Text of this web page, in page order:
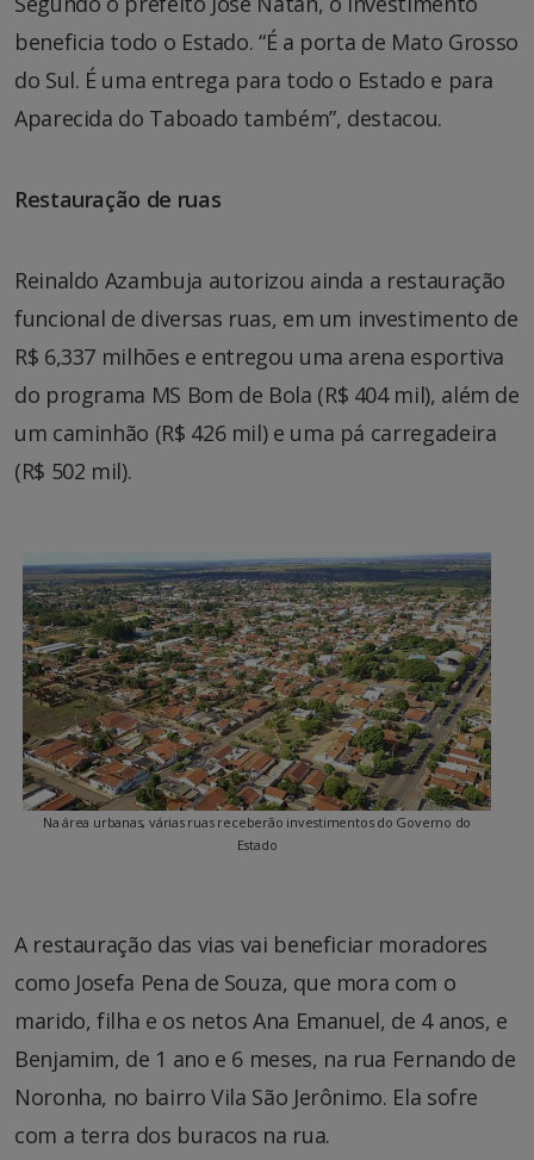
beneficia todo o Estado. “É a porta de Mato Grosso
do Sul. É uma entrega para todo o Estado e para
Aparecida do Taboado também”, destacou.
Restauração de ruas
Reinaldo Azambuja autorizou ainda a restauração
funcional de diversas ruas, em um investimento de
R$ 6,337 milhões e entregou uma arena esportiva
do programa MS Bom de Bola (R$ 404 mil), além de
um caminhão (R$ 426 mil) e uma pá carregadeira
(R$ 502 mil).
Na área urbanas, várias ruas receberão investimentos do Governo do
Estado
A restauração das vias vai beneficiar moradores
como Josefa Pena de Souza, que mora com o
marido, filha e os netos Ana Emanuel, de 4 anos, e
Benjamim, de 1 ano e 6 meses, na rua Fernando de
Noronha, no bairro Vila São Jerônimo. Ela sofre
com a terra dos buracos na rua.